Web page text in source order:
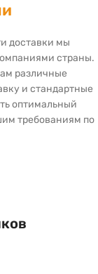
доставки мы
страны.
различные
и стандартные
оптимальный
требованиям по